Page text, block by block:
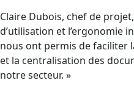
Claire Dubois, chef de
d’utilisation et l’ergonomie
nous ont permis de faciliter
et la centralisation des
notre secteur. »